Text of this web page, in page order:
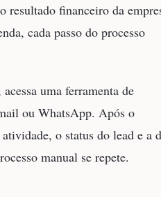
resultado financeiro da
cada passo do processo
uma ferramenta de
ou WhatsApp. Após o
o status do lead e a
manual se repete.